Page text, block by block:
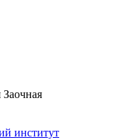
Заочная
институт